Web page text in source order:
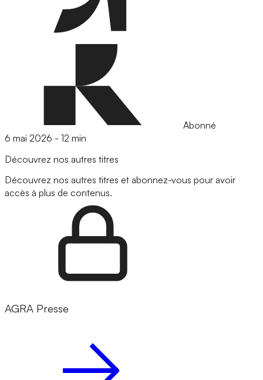
Abonné
6 mai 2026 - 12 min
Découvrez nos autres titres
Découvrez nos autres titres et abonnez-vous pour avoir
accès à plus de contenus.
AGRA Presse